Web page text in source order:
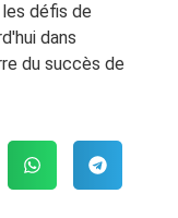
défis de
dans
du succès de